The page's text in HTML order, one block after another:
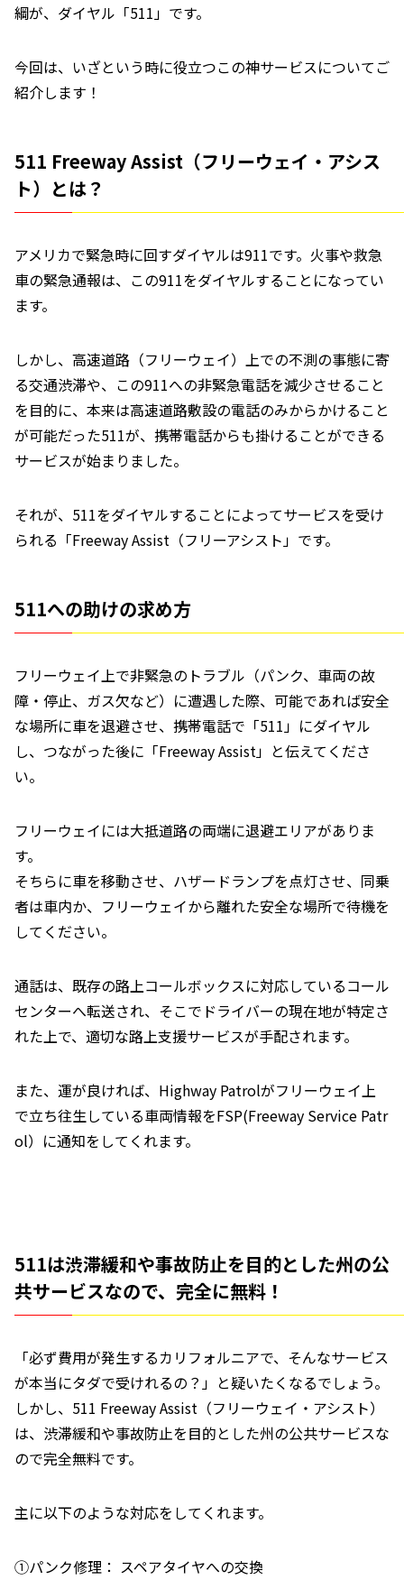
綱が、ダイヤル「511」です。
今回は、いざという時に役立つこの神サービスについてご
紹介します！
511 Freeway Assist（フリーウェイ・アシス
ト）とは？
アメリカで緊急時に回すダイヤルは911です。火事や救急
車の緊急通報は、この911をダイヤルすることになってい
ます。
しかし、高速道路（フリーウェイ）上での不測の事態に寄
る交通渋滞や、この911への非緊急電話を減少させること
を目的に、本来は高速道路敷設の電話のみからかけること
が可能だった511が、携帯電話からも掛けることができる
サービスが始まりました。
それが、511をダイヤルすることによってサービスを受け
られる 「Freeway Assist（フリーアシスト」です。
511への助けの求め方
フリーウェイ上で非緊急のトラブル（パンク、車両の故
障・停止、ガス欠など）に遭遇した際、可能であれば安全
な場所に車を退避させ、携帯電話で「511」にダイヤル
し、つながった後に「Freeway Assist」と伝えてくださ
い。
フリーウェイには大抵道路の両端に退避エリアがありま
す。
そちらに車を移動させ、ハザードランプを点灯させ、同乗
者は車内か、フリーウェイから離れた安全な場所で待機を
してください。
通話は、既存の路上コールボックスに対応しているコール
センターへ転送され、そこでドライバーの現在地が特定さ
れた上で、適切な路上支援サービスが手配されます。
また、運が良ければ、Highway Patrolがフリーウェイ上
で立ち往生している車両情報をFSP(Freeway Service Patr
ol）に通知をしてくれます。
511は渋滞緩和や事故防止を目的とした州の公
共サービスなので、完全に無料！
「必ず費用が発生するカリフォルニアで、そんなサービス
が本当にタダで受けれるの？」と疑いたくなるでしょう。
しかし、511 Freeway Assist（フリーウェイ・アシスト）
は、渋滞緩和や事故防止を目的とした州の公共サービスな
ので完全無料です。
主に以下のような対応をしてくれます。
①パンク修理： スペアタイヤへの交換